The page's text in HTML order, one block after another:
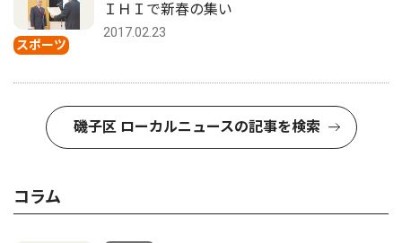
スポーツ
ＩＨＩで新春の集い
2017.02.23
磯子区 ローカルニュースの記事を検索
コラム